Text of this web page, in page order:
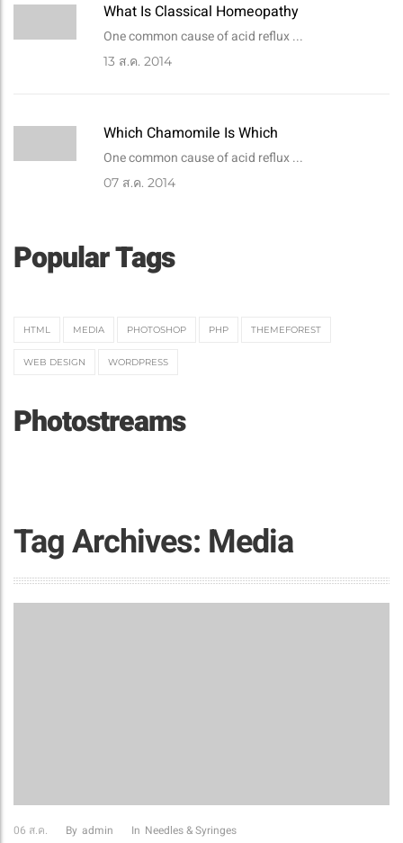
What Is Classical Homeopathy
One common cause of acid reflux ...
13 ส.ค. 2014
Which Chamomile Is Which
One common cause of acid reflux ...
07 ส.ค. 2014
Popular Tags
HTML MEDIA PHOTOSHOP PHP THEMEFOREST
WEB DESIGN WORDPRESS
Photostreams
Tag Archives: Media
06 ส.ค. By Admin In Needles & Syringes